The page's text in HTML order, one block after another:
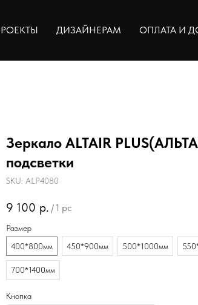
ДИЗАЙНЕРАМ ОПЛАТА И
Зеркало ALTAIR
подсветки
SKU: ALP4080
9 100 р. / 1 pc
Размер
400*800мм
450*900мм 500*1000мм
700*1400мм
Кнопка